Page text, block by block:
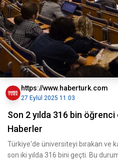
https://www.haberturk.com
27 Eylül 2025 11:03
Son 2 yılda 316 bin
Haberler
Türkiye'de üniversiteyi bırakan ve
son iki yılda 316 bini geçti. Bu